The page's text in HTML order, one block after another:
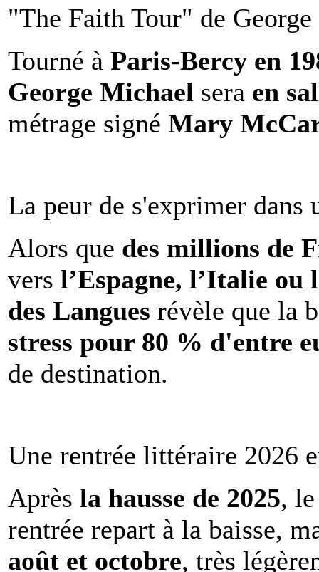
"The Faith Tour" de
Tourné à Paris-Bercy en
George Michael sera en
métrage signé Mary
La peur de s'exprimer dans
Alors que des millions de
vers l’Espagne, l’Italie ou
des Langues révèle que la
stress pour 80 % d'entre
de destination.
Une rentrée littéraire 2026
Après la hausse de 2025,
rentrée repart à la baisse,
août et octobre, très